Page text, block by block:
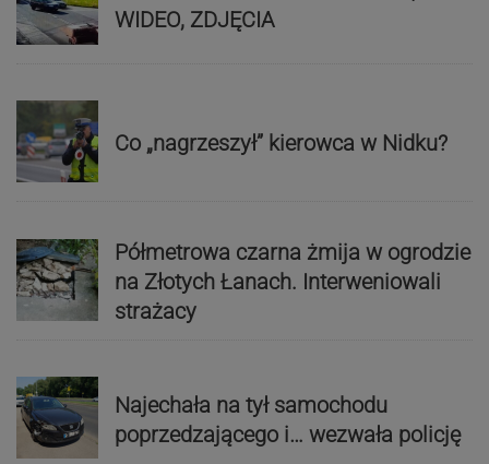
WIDEO, ZDJĘCIA
Co „nagrzeszył” kierowca w Nidku?
Półmetrowa czarna żmija w ogrodzie
na Złotych Łanach. Interweniowali
strażacy
Najechała na tył samochodu
poprzedzającego i… wezwała policję